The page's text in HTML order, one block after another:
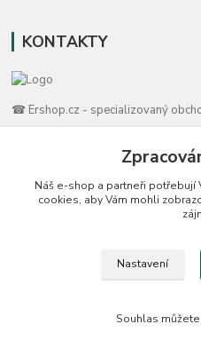
KONTAKTY
☎ Ershop.cz - specializovaný
🛡️ Zákaznická podpora
📞 728 007 997
⏰ Po-Pá | 7:00 - 13:30 |
REPULSE s.r.o. | www.ershop.cz |
Náš e-shop a partneři potřebují
cookies, aby Vám mohli
Nastavení
Souhlas